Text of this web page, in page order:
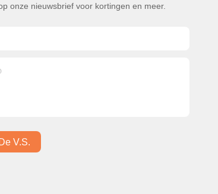
onze nieuwsbrief voor kortingen en meer.
V.s.